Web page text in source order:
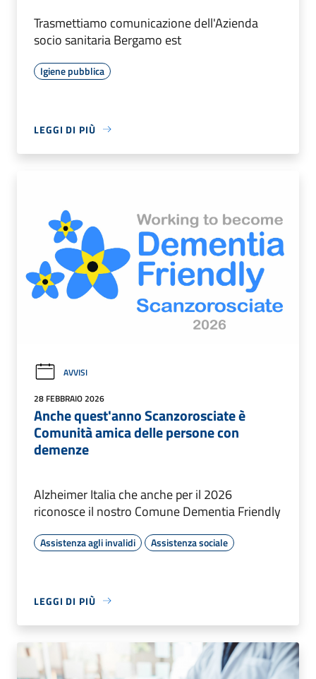
Trasmettiamo comunicazione dell'Azienda
socio sanitaria Bergamo est
Igiene pubblica
LEGGI DI PIÙ
AVVISI
28 FEBBRAIO 2026
Anche quest'anno Scanzorosciate è
Comunità amica delle persone con
demenze
Alzheimer Italia che anche per il 2026
riconosce il nostro Comune Dementia Friendly
Assistenza agli invalidi Assistenza sociale
LEGGI DI PIÙ